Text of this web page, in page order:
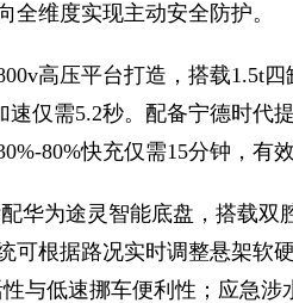
全维度实现主动安全防护。
高压平台打造，搭载1.5t
速仅需5.2秒。配备宁德时代
80%快充仅需15分钟，有
华为途灵智能底盘，搭载
可根据路况实时调整悬架软
与低速挪车便利性；应急